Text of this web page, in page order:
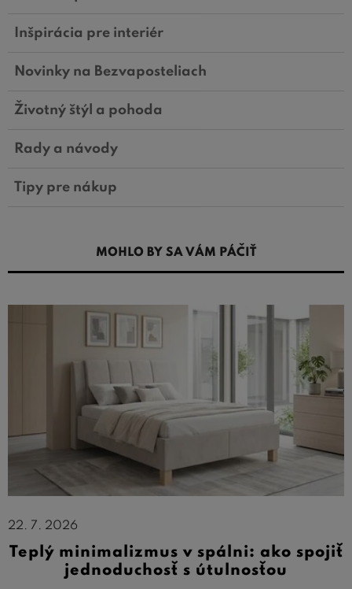
Inšpirácia pre interiér
Novinky na Bezvaposteliach
Životný štýl a pohoda
Rady a návody
Tipy pre nákup
MOHLO BY SA VÁM PÁČIŤ
22. 7. 2026
Teplý minimalizmus v spálni: ako spojiť
jednoduchosť s útulnosťou